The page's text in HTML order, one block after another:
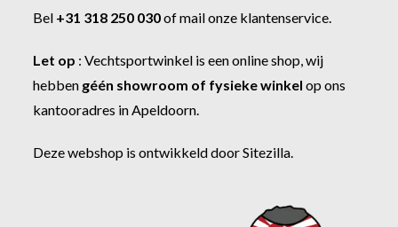
Bel +31 318 250 030ofmail onze klantenservice
Let op :Vechtsportwinkel is een online shop, wij
hebben géén showroom of fysieke winkel op ons
kantooradres in Apeldoorn.
Deze webshop is ontwikkeld doorSitezilla